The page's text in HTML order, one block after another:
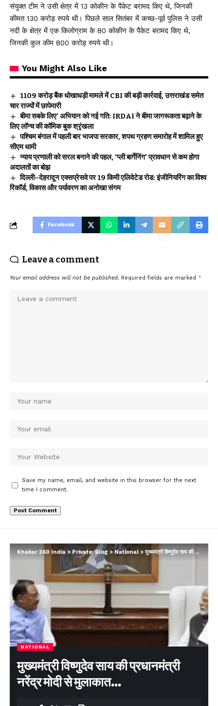
संयुक्त टीम ने उसी क्षेत्र में 13 कोकीन के पैकेट बरामद किए थे, जिनकी
कीमत 130 करोड़ रुपये थी। पिछले साल सितंबर में कच्छ-पूर्व पुलिस ने उसी
नदी के क्षेत्र में एक किलोग्राम के 80 कोकीन के पैकेट बरामद किए थे,
जिनकी कुल कीम 800 करोड़ रुपये थी।
You Might Also Like
₹1109 करोड़ बैंक धोखाधड़ी मामले में CBI की बड़ी कार्रवाई, उत्तराखंड समेत
चार राज्यों में छापेमारी
बीमा सबके लिए’ अभियान को नई गति: IRDAI ने बीमा जागरूकता बढ़ाने के
लिए लॉन्च की कॉमिक बुक श्रृंखला
पश्चिम बंगाल में पहली बार भाजपा सरकार, शपथ ग्रहण समारोह में शामिल हुए
सीएम धामी
न्याय प्रणाली को सरल बनाने की पहल, ‘प्ली बार्गेनिंग’ प्रावधान से कम होगा
अदालतों का बोझ
दिल्ली–देहरादून एक्सप्रेसवे पर 19 किमी एलिवेटेड रोड: इंजीनियरिंग का विश्व
रिकॉर्ड, विकास और पर्यावरण का अनोखा संगम
Facebook
Leave a comment
Your email address will not be published. Required fields are marked *
Save my name, email, and website in this browser for the next
time I comment.
Khabar 360 India > Private: Blog >National >मुख्यमंत्री विष्णुदेव साय की प्रधानमंत्री नरेंद्र मोदी से मुलाकात…
NATIONAL
मुख्यमंत्री विष्णुदेव साय की प्रधानमंत्री
नरेंद्र मोदी से मुलाकात…